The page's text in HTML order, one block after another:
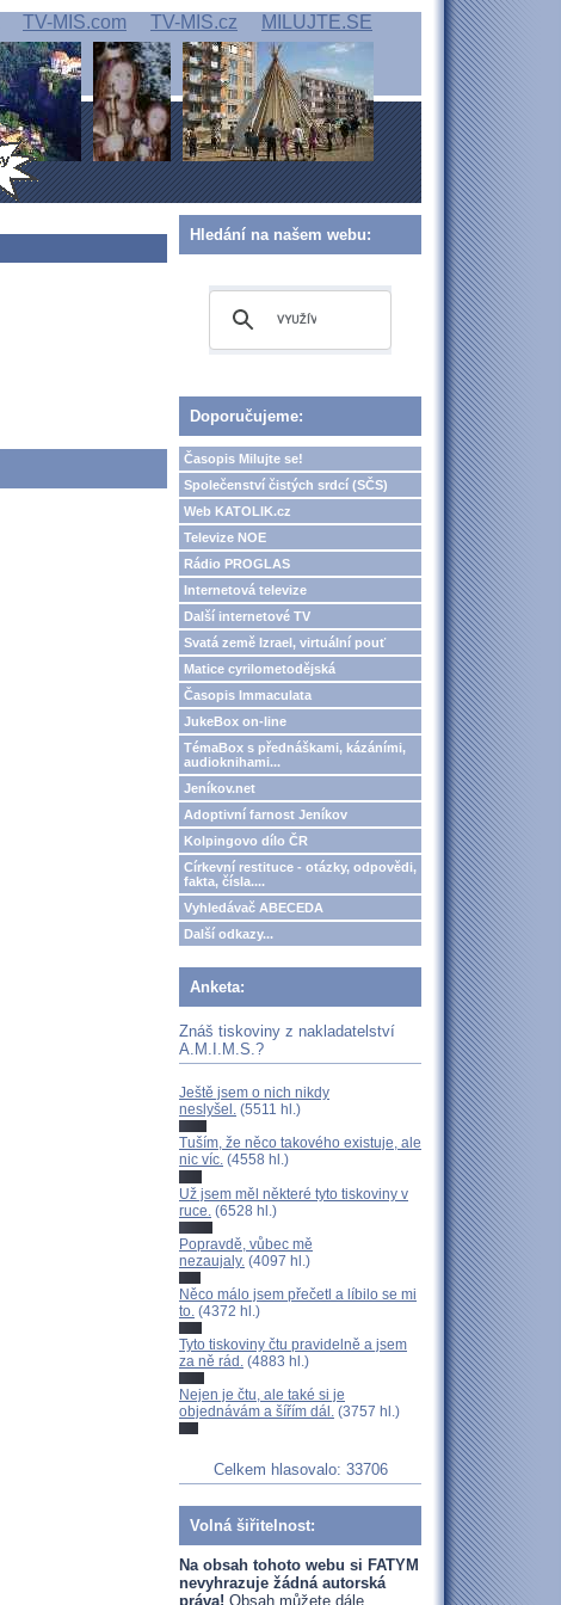
TV-MIS.com TV-MIS.cz MILUJTE.SE
Hledání na našem webu:
Doporučujeme:
Časopis Milujte se!
Společenství čistých srdcí (SČS)
Web KATOLIK.cz
Televize NOE
Rádio PROGLAS
Internetová televize
Další internetové TV
Svatá země Izrael, virtuální pouť
Matice cyrilometodějská
Časopis Immaculata
JukeBox on-line
TémaBox s přednáškami, kázáními,
audioknihami...
Jeníkov.net
Adoptivní farnost Jeníkov
Kolpingovo dílo ČR
Církevní restituce - otázky, odpovědi,
fakta, čísla....
Vyhledávač ABECEDA
Další odkazy...
Anketa:
Znáš tiskoviny z nakladatelství
A.M.I.M.S.?
Ještě jsem o nich nikdy
neslyšel. (5511 hl.)
Tuším, že něco takového existuje, ale
nic víc. (4558 hl.)
Už jsem měl některé tyto tiskoviny v
ruce. (6528 hl.)
Popravdě, vůbec mě
nezaujaly. (4097 hl.)
Něco málo jsem přečetl a líbilo se mi
to. (4372 hl.)
Tyto tiskoviny čtu pravidelně a jsem
za ně rád. (4883 hl.)
Nejen je čtu, ale také si je
objednávám a šířím dál. (3757 hl.)
Celkem hlasovalo: 33706
Volná šiřitelnost:
Na obsah tohoto webu si FATYM
nevyhrazuje žádná autorská
práva! Obsah můžete dále